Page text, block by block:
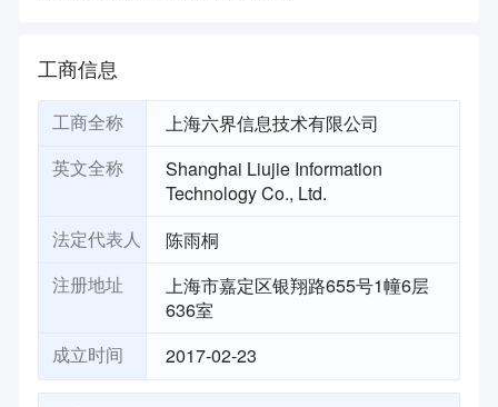
工商信息
工商全称 上海六界信息技术有限公司
英文全称
Shanghai Liujie Information
Technology Co., Ltd.
法定代表人 陈雨桐
注册地址
上海市嘉定区银翔路655号1幢6层
636室
成立时间 2017-02-23